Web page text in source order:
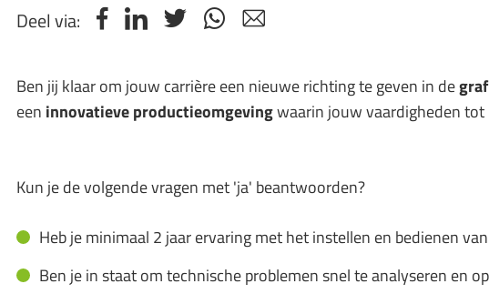
Deel via:
Ben jij klaar om jouw carrière een nieuwe richting te geven in de
een innovatieve productieomgevingwaarin jouw vaardigheden tot
Kun je de volgende vragen met 'ja' beantwoorden?
Heb je minimaal 2 jaar ervaring met het instellen en bedienen
Ben je in staat om technische problemen snel te analyseren en